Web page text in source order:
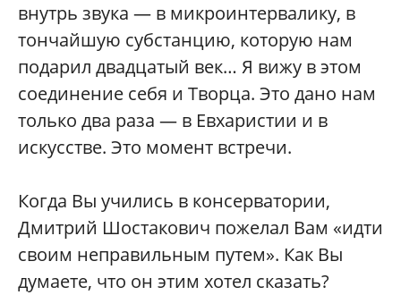
внутрь звука — в микроинтервалику, в
тончайшую субстанцию, которую нам
подарил двадцатый век… Я вижу в этом
соединение себя и Творца. Это дано нам
только два раза — в Евхаристии и в
искусстве. Это момент встречи.
Когда Вы учились в консерватории,
Дмитрий Шостакович пожелал Вам «идти
своим неправильным путем». Как Вы
думаете, что он этим хотел сказать?